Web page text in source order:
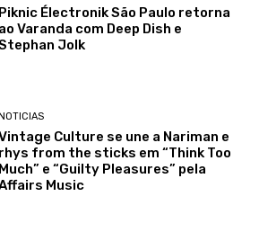
Piknic Électronik São Paulo retorna
ao Varanda com Deep Dish e
Jolk
Culture se une a Nariman e
rhys from the sticks em “Think Too
Much” e “Guilty Pleasures” pela
Music